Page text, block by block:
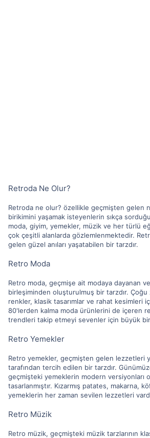
Retroda Ne Olur?
Retroda ne olur? özellikle geçmişten gelen
birikimini yaşamak isteyenlerin sıkça
moda, giyim, yemekler, müzik ve her türlü
çok çeşitli alanlarda gözlemlenmektedir.
gelen güzel anıları yaşatabilen bir tarzdır.
Retro Moda
Retro moda, geçmişe ait modaya dayanan
birleşiminden oluşturulmuş bir tarzdır. Çoğu
renkler, klasik tasarımlar ve rahat kesimleri
80'lerden kalma moda ürünlerini de içeren
trendleri takip etmeyi sevenler için büyük bir
Retro Yemekler
Retro yemekler, geçmişten gelen lezzetleri
tarafından tercih edilen bir tarzdır.
geçmişteki yemeklerin modern versiyonları
tasarlanmıştır. Kızarmış patates, makarna,
yemeklerin her zaman sevilen lezzetleri
Retro Müzik
Retro müzik, geçmişteki müzik tarzlarının